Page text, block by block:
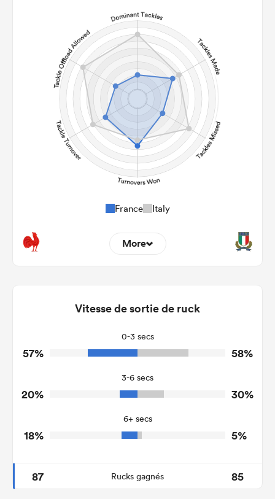
Carries
Kicks
Post Contact Meters
France Italy
More
Tackles Made
Tackles Missed
7
6
2
3
Tackle Offload Allowed
Vitesse de sortie de ruck
0-3 secs
57% 58%
3-6 secs
20% 30%
6+ secs
18% 5%
87 Rucks gagnés 85